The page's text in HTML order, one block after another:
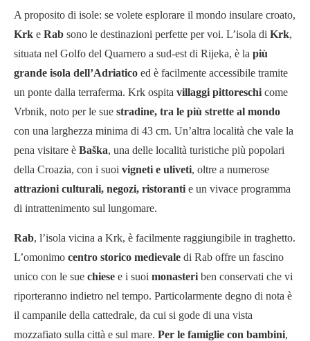
A proposito di isole: se volete esplorare il mondo insulare croato,
Krk e Rab sono le destinazioni perfette per voi. L’isola di Krk,
situata nel Golfo del Quarnero a sud-est di Rijeka, è la più
grande isola dell’Adriatico ed è facilmente accessibile tramite
un ponte dalla terraferma. Krk ospita villaggi pittoreschi come
Vrbnik, noto per le sue stradine, tra le più strette al mondo
con una larghezza minima di 43 cm. Un’altra località che vale la
pena visitare è Baška, una delle località turistiche più popolari
della Croazia, con i suoi vigneti e uliveti, oltre a numerose
attrazioni culturali, negozi, ristoranti e un vivace programma
di intrattenimento sul lungomare.
Rab, l’isola vicina a Krk, è facilmente raggiungibile in traghetto.
L’omonimo centro storico medievale di Rab offre un fascino
unico con le sue chiese e i suoi monasteri ben conservati che vi
riporteranno indietro nel tempo. Particolarmente degno di nota è
il campanile della cattedrale, da cui si gode di una vista
mozzafiato sulla città e sul mare. Per le famiglie con bambini,